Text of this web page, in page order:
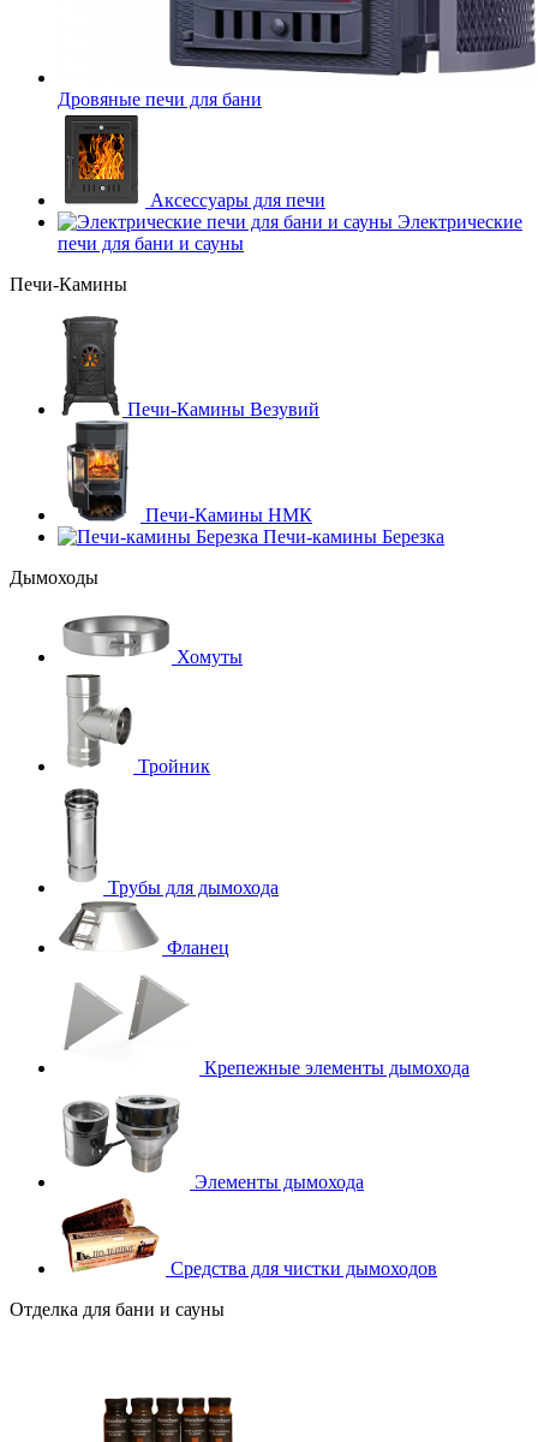
Дровяные печи для бани
Аксессуары для печи
Электрические
печи для бани и сауны
Печи-Камины
Печи-Камины Везувий
Печи-Камины НМК
Печи-камины Березка
Дымоходы
Хомуты
Тройник
Трубы для дымохода
Фланец
Крепежные элементы дымохода
Элементы дымохода
Средства для чистки дымоходов
Отделка для бани и сауны